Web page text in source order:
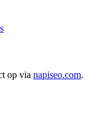
op via napiseo.com.